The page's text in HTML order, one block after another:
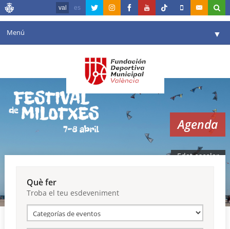
val es
Menú ▼
Agenda
Instal·lacions
▼
▼
Reserves
Agenda
Edat escolar
Què fer
Troba el teu esdeveniment